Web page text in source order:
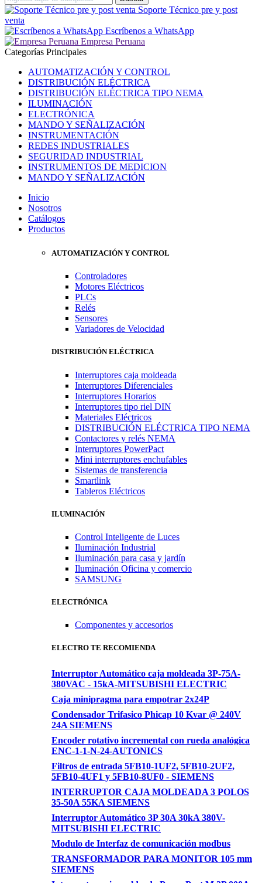
Soporte Técnico pre y post
venta
Escríbenos a WhatsApp
Empresa Peruana
Categorías Principales
AUTOMATIZACIÓN Y CONTROL
DISTRIBUCIÓN ELÉCTRICA
DISTRIBUCIÓN ELÉCTRICA TIPO NEMA
ILUMINACIÓN
ELECTRÓNICA
MANDO Y SEÑALIZACIÓN
INSTRUMENTACIÓN
REDES INDUSTRIALES
SEGURIDAD INDUSTRIAL
INSTRUMENTOS DE MEDICION
MANDO Y SEÑALIZACIÓN
Inicio
Nosotros
Catálogos
Productos
AUTOMATIZACIÓN Y CONTROL
Controladores
Motores Eléctricos
PLCs
Relés
Sensores
Variadores de Velocidad
DISTRIBUCIÓN ELÉCTRICA
Interruptores caja moldeada
Interruptores Diferenciales
Interruptores Horarios
Interruptores tipo riel DIN
Materiales Eléctricos
DISTRIBUCIÓN ELÉCTRICA TIPO NEMA
Contactores y relés NEMA
Interruptores PowerPact
Mini interruptores enchufables
Sistemas de transferencia
Smartlink
Tableros Eléctricos
ILUMINACIÓN
Control Inteligente de Luces
Iluminación Industrial
Iluminación para casa y jardín
Iluminación Oficina y comercio
SAMSUNG
ELECTRÓNICA
Componentes y accesorios
ELECTRO TE RECOMIENDA
Interruptor Automático caja moldeada 3P-75A-
380VAC - 15kA-MITSUBISHI ELECTRIC
Caja minipragma para empotrar 2x24P
Condensador Trifasico Phicap 10 Kvar @ 240V
24A SIEMENS
Encoder rotativo incremental con rueda analógica
ENC-1-1-N-24-AUTONICS
Filtros de entrada 5FB10-1UF2, 5FB10-2UF2,
5FB10-4UF1 y 5FB10-8UF0 - SIEMENS
INTERRUPTOR CAJA MOLDEADA 3 POLOS
35-50A 55KA SIEMENS
Interruptor Automático 3P 30A 30kA 380V-
MITSUBISHI ELECTRIC
Modulo de Interfaz de comunicación modbus
TRANSFORMADOR PARA MONITOR 105 mm
SIEMENS